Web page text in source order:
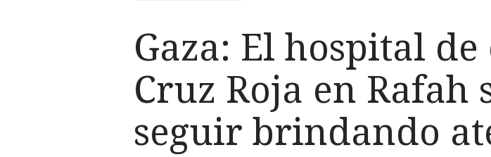
Gaza: El hospital
Cruz Roja en Rafah
seguir brindando